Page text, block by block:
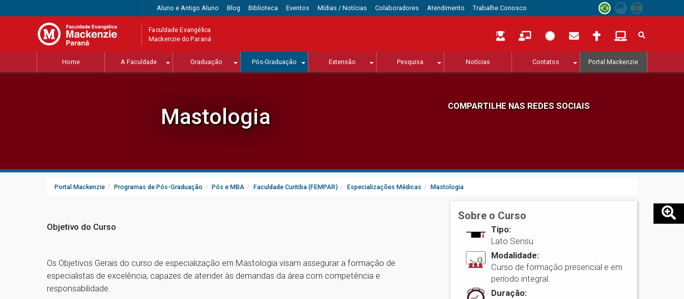
Aluno e Antigo Aluno Blog Biblioteca Eventos Mídias / Notícias Colaboradores Atendimento Trabalhe Conosco
Faculdade Evangélica
Mackenzie do Paraná
Home A Faculdade Graduação Pós-Graduação Extensão Pesquisa Notícias Contatos Portal Mackenzie
Mastologia COMPARTILHE NAS REDES SOCIAIS
Portal Mackenzie Programas de Pós-Graduação Pós e MBA Faculdade Curitiba (FEMPAR) Especializações Médicas Mastologia
Objetivo do Curso
Os Objetivos Gerais do curso de especialização em Mastologia visam assegurar a formação de
especialistas de excelência, capazes de atender às demandas da área com competência e
responsabilidade.
Sobre o Curso
Tipo:
Lato Sensu
Modalidade:
Curso de formação presencial e em
período integral.
Duração: